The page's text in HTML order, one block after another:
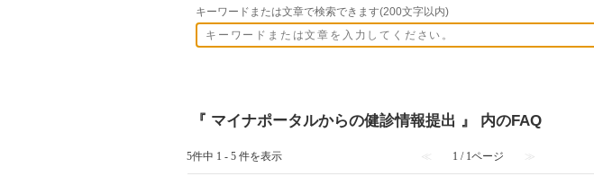
キーワードまたは文章で検索できます(200文字以内)
『 マイナポータルからの健診情報提出 』 内のFAQ
5件中 1 - 5 件を表示 ≪ 1 / 1ページ ≫